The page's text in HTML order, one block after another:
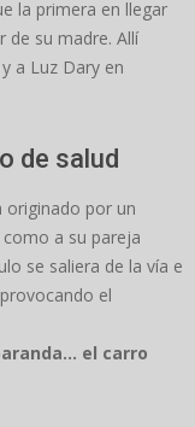
la primera en llegar
de su madre. Allí
a Luz Dary en
de salud
originado por un
a su pareja
se saliera de la vía e
el
el carro